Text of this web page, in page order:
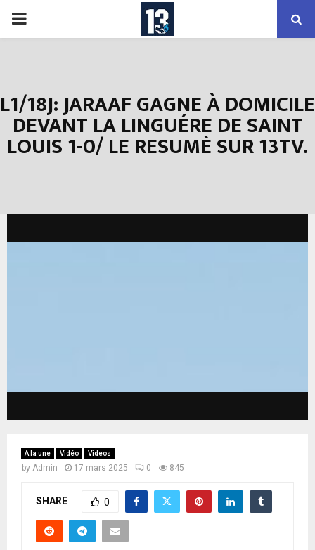
PRIMARY
L1/18J: JARAAF GAGNE À DOMICILE
DEVANT LA LINGUÉRE DE SAINT
LOUIS 1-0/ LE RESUMÈ SUR 13TV.
A la une Vidéo Videos
by Admin 17 mars 2025 0 845
SHARE 0